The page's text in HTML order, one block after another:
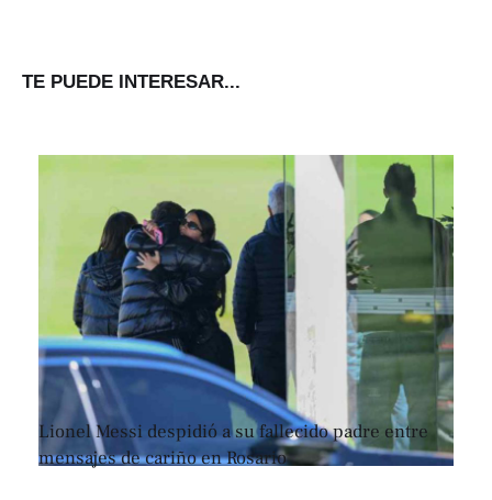
TE PUEDE INTERESAR...
Lionel Messi despidió a su fallecido padre entre
mensajes de cariño en Rosario